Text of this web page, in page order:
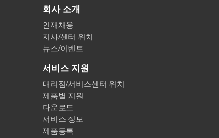
회사 소개
인재채용
지사/센터 위치
뉴스/이벤트
서비스 지원
대리점/서비스센터 위치
제품별 지원
다운로드
서비스 정보
제품등록